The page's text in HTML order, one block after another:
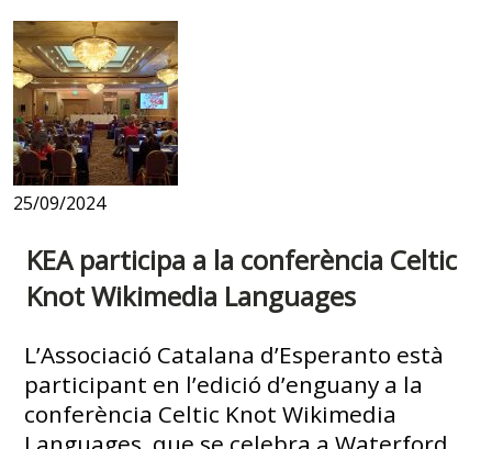
25/09/2024
KEA participa a la conferència Celtic
Knot Wikimedia Languages
L’Associació Catalana d’Esperanto està
participant en l’edició d’enguany a la
conferència Celtic Knot Wikimedia